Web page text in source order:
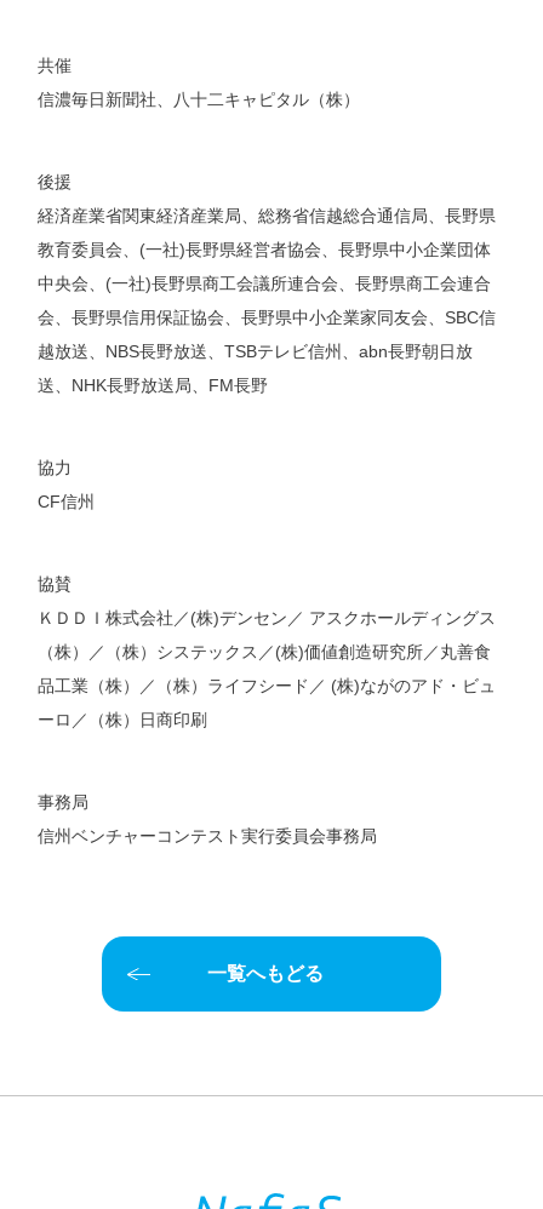
共催
信濃毎日新聞社、八十二キャピタル（株）
後援
経済産業省関東経済産業局、総務省信越総合通信局、長野県
教育委員会、(一社)長野県経営者協会、長野県中小企業団体
中央会、(一社)長野県商工会議所連合会、長野県商工会連合
会、長野県信用保証協会、長野県中小企業家同友会、SBC信
越放送、NBS長野放送、TSBテレビ信州、abn長野朝日放
送、NHK長野放送局、FM長野
協力
CF信州
協賛
ＫＤＤＩ株式会社／(株)デンセン／ アスクホールディングス
（株）／（株）システックス／(株)価値創造研究所／丸善食
品工業（株）／（株）ライフシード／ (株)ながのアド・ビュ
ーロ／（株）日商印刷
事務局
信州ベンチャーコンテスト実行委員会事務局
一覧へもどる